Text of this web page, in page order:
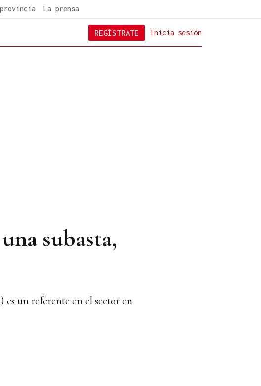
La prensa
Inicia sesión
REGÍSTRATE
subasta,
es un referente en el sector en